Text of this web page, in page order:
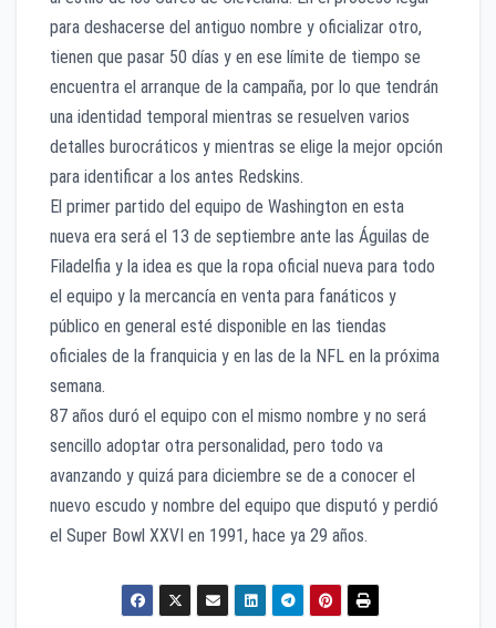
para deshacerse del antiguo nombre y oficializar otro,
tienen que pasar 50 días y en ese límite de tiempo se
encuentra el arranque de la campaña, por lo que tendrán
una identidad temporal mientras se resuelven varios
detalles burocráticos y mientras se elige la mejor opción
para identificar a los antes Redskins.
El primer partido del equipo de Washington en esta
nueva era será el 13 de septiembre ante las Águilas de
Filadelfia y la idea es que la ropa oficial nueva para todo
el equipo y la mercancía en venta para fanáticos y
público en general esté disponible en las tiendas
oficiales de la franquicia y en las de la NFL en la próxima
semana.
87 años duró el equipo con el mismo nombre y no será
sencillo adoptar otra personalidad, pero todo va
avanzando y quizá para diciembre se de a conocer el
nuevo escudo y nombre del equipo que disputó y perdió
el Super Bowl XXVI en 1991, hace ya 29 años.